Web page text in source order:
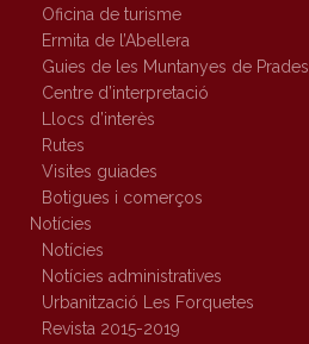
Oficina de turisme
Ermita de l’Abellera
Guies de les Muntanyes de Prades
Centre d’interpretació
Llocs d’interès
Rutes
Visites guiades
Botigues i comerços
Notícies
Notícies
Notícies administratives
Urbanització Les Forquetes
Revista 2015-2019